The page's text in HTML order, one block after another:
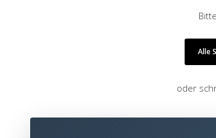
Alle
oder